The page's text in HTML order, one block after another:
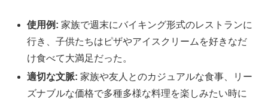
使用例: 家族で週末にバイキング形式のレストランに
行き、子供たちはピザやアイスクリームを好きなだ
け食べて大満足だった。
適切な文脈: 家族や友人とのカジュアルな食事、リー
ズナブルな価格で多種多様な料理を楽しみたい時に